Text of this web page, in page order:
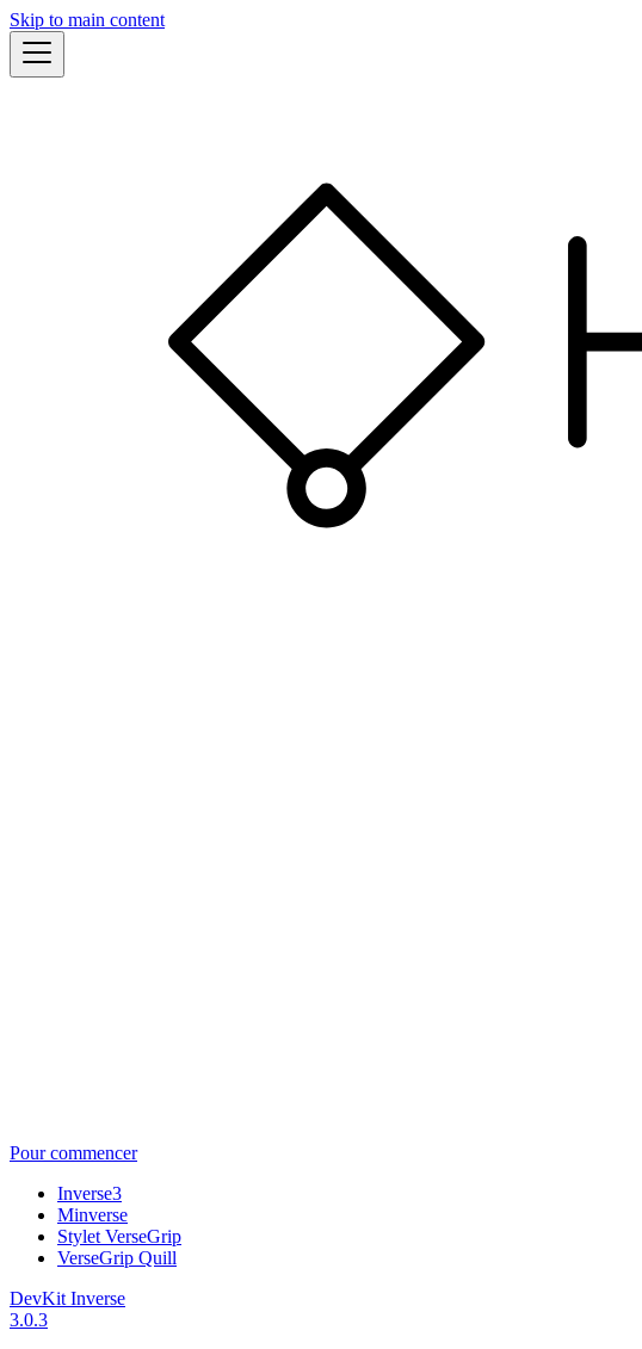
Skip to main content
Pour commencer
Inverse3
Minverse
Stylet VerseGrip
VerseGrip Quill
DevKit Inverse
3.0.3